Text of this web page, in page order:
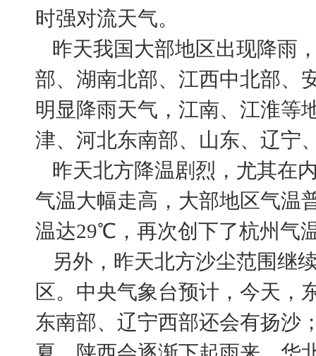
时强对流天气。
昨天我国大部地区出现降雨
部、湖南北部、江西中北部、
明显降雨天气，江南、江淮等
津、河北东南部、山东、辽宁
昨天北方降温剧烈，尤其在
气温大幅走高，大部地区气温
温达29℃，再次创下了杭州气
另外，昨天北方沙尘范围继
区。中央气象台预计，今天，
东南部、辽宁西部还会有扬沙